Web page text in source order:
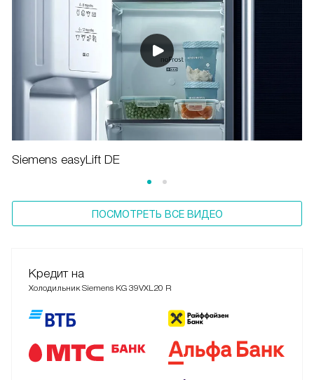
Siemens easyLift DE
ПОСМОТРЕТЬ ВСЕ ВИДЕО
Кредит на
Холодильник Siemens KG 39VXL20 R